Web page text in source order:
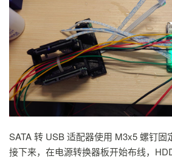
SATA 转 USB 适配器使用 M3x5 螺钉固
接下来，在电源转换器板开始布线，